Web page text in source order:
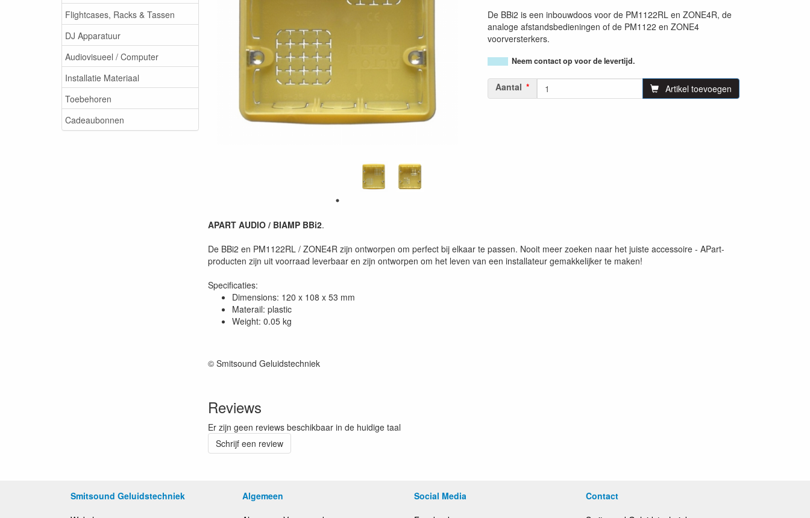
Flightcases, Racks & Tassen
DJ Apparatuur
Audiovisueel / Computer
Installatie Materiaal
Toebehoren
Cadeaubonnen
De BBi2 is een inbouwdoos voor de PM1122RL en ZONE4R, de
analoge afstandsbedieningen of de PM1122 en ZONE4
voorversterkers.
Neem contact op voor de levertijd.
Aantal Artikel toevoegen
APART AUDIO / BIAMP BBi2.
De BBi2 en PM1122RL / ZONE4R zijn ontworpen om perfect bij elkaar te passen. Nooit meer zoeken naar het juiste accessoire - APart-
producten zijn uit voorraad leverbaar en zijn ontworpen om het leven van een installateur gemakkelijker te maken!
Specificaties:
Dimensions: 120 x 108 x 53 mm
Materail: plastic
Weight: 0.05 kg
© Smitsound Geluidstechniek
Reviews
Er zijn geen reviews beschikbaar in de huidige taal
Schrijf een review
Smitsound Geluidstechniek
Algemeen
Social Media
Contact